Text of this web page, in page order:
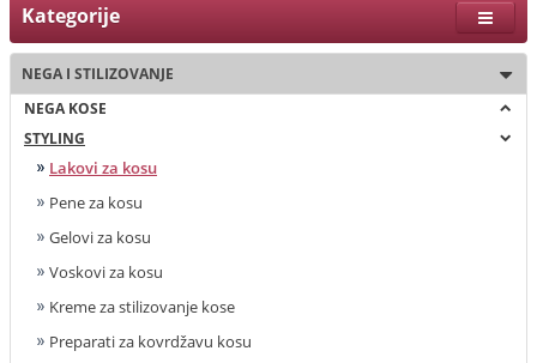
Kategorije
NEGA I STILIZOVANJE
NEGA KOSE
STYLING
Lakovi za kosu
Pene za kosu
Gelovi za kosu
Voskovi za kosu
Kreme za stilizovanje kose
Preparati za kovrdžavu kosu